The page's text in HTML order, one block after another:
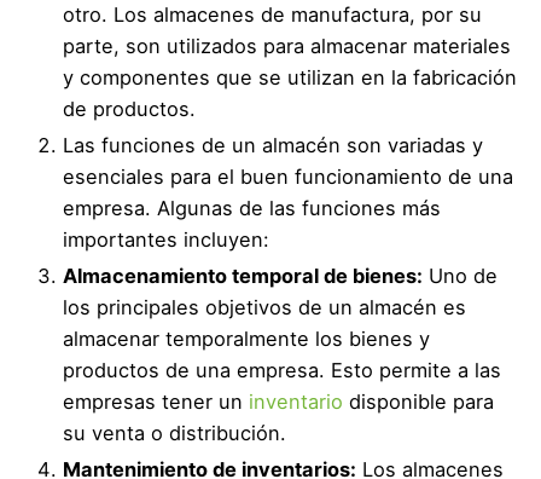
otro. Los almacenes de manufactura, por su
parte, son utilizados para almacenar materiales
y componentes que se utilizan en la fabricación
de productos.
Las funciones de un almacén son variadas y
esenciales para el buen funcionamiento de una
empresa. Algunas de las funciones más
importantes incluyen:
Almacenamiento temporal de bienes: Uno de
los principales objetivos de un almacén es
almacenar temporalmente los bienes y
productos de una empresa. Esto permite a las
empresas tener un inventario disponible para
su venta o distribución.
Mantenimiento de inventarios: Los almacenes